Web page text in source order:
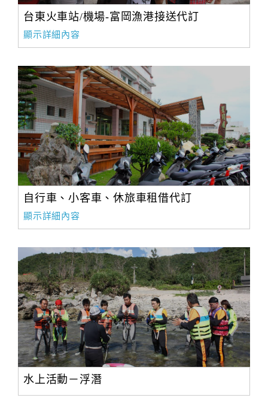
台東火車站/機場-富岡漁港接送代訂
顯示詳細內容
自行車、小客車、休旅車租借代訂
顯示詳細內容
水上活動－浮潛